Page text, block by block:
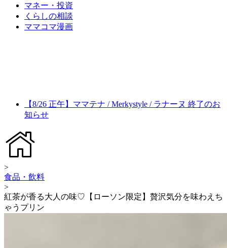
マネー・投資
くらしの相談
ママコマ漫画
【8/26 正午】ママテナ / Merkystyle / ラナーヌ 終了のお
知らせ
>
食品・飲料
>
紅茶が香る大人の味♡【ローソン限定】贅沢気分を味わえち
ゃうプリン